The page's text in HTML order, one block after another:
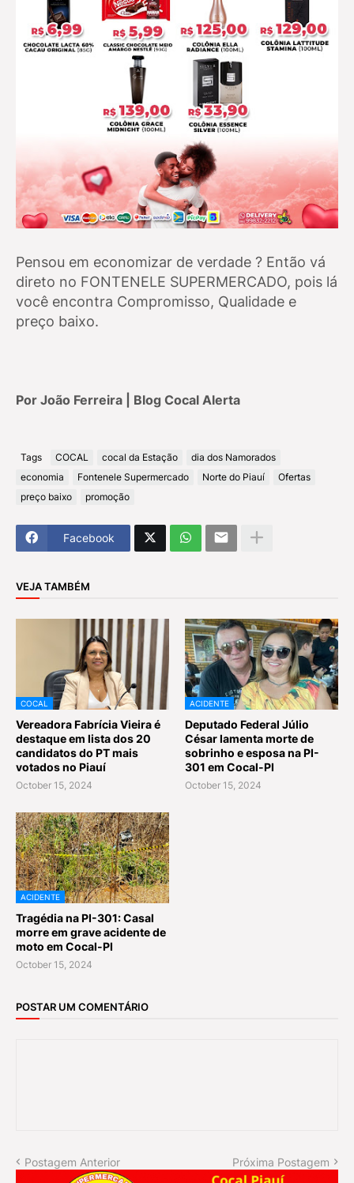
Pensou em economizar de verdade ? Então vá
direto no FONTENELE SUPERMERCADO, pois lá
você encontra Compromisso, Qualidade e
preço baixo.
Por João Ferreira | Blog Cocal Alerta
Tags COCAL cocal da Estação
dia dos Namorados
economia
Fontenele Supermercado Norte do Piauí
Ofertas
preço baixo
promoção
Facebook
VEJA TAMBÉM
COCAL
Vereadora Fabrícia Vieira é
destaque em lista dos 20
candidatos do PT mais
votados no Piauí
October 15, 2024
ACIDENTE
Deputado Federal Júlio
César lamenta morte de
sobrinho e esposa na PI-
301 em Cocal-PI
October 15, 2024
ACIDENTE
Tragédia na PI-301: Casal
morre em grave acidente de
moto em Cocal-PI
October 15, 2024
POSTAR UM COMENTÁRIO
Postagem Anterior Próxima Postagem